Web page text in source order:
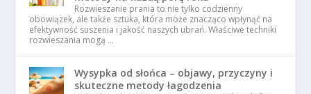
Rozwieszanie prania to nie tylko codzienny
obowiązek, ale także sztuka, która może znacząco wpłynąć na
efektywność suszenia i jakość naszych ubrań. Właściwe techniki
rozwieszania mogą …
Wysypka od słońca – objawy, przyczyny i
skuteczne metody łagodzenia